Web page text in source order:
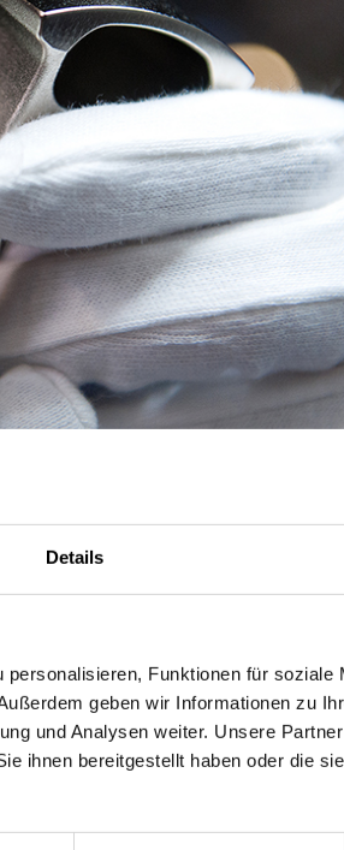
Details
Funktionen für soziale
geben wir Informationen zu
und Analysen weiter. Unsere
ihnen bereitgestellt haben oder die
mit 250 Mitarbeitenden. Das primäre
beschichten. Dafür kommen sehr
galvanische als auch
stets und dynamisch